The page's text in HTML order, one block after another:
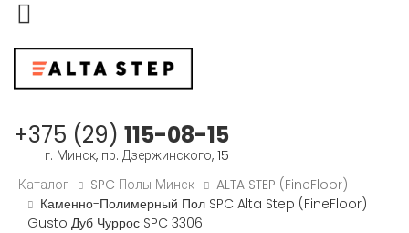
Меню
+375 (29) 115-08-15
г. Минск, пр. Дзержинского, 15
Каталог
SPC Полы Минск
ALTA STEP (FineFloor)
Каменно-Полимерный Пол SPC Alta Step (FineFloor)
Gusto Дуб Чуррос SPC 3306